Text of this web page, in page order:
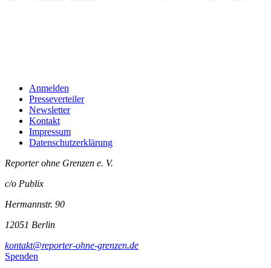
Anmelden
Presseverteiler
Newsletter
Kontakt
Impressum
Datenschutzerklärung
Reporter ohne Grenzen e. V.
c/o Publix
Hermannstr. 90
12051 Berlin
kontakt@reporter-ohne-grenzen.de
Spenden